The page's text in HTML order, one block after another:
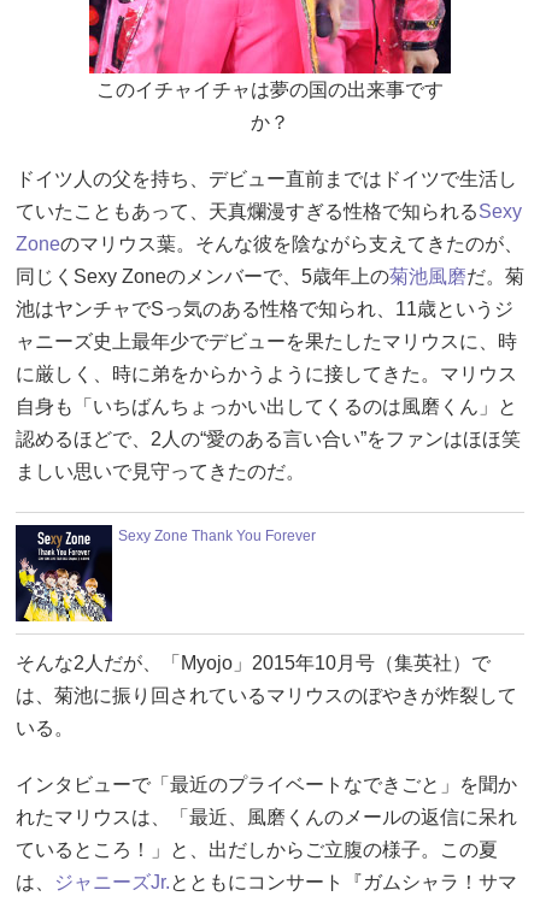
このイチャイチャは夢の国の出来事です
か？
ドイツ人の父を持ち、デビュー直前まではドイツで生活し
ていたこともあって、天真爛漫すぎる性格で知られるSexy
Zoneのマリウス葉。そんな彼を陰ながら支えてきたのが、
同じくSexy Zoneのメンバーで、5歳年上の菊池風磨だ。菊
池はヤンチャでSっ気のある性格で知られ、11歳というジ
ャニーズ史上最年少でデビューを果たしたマリウスに、時
に厳しく、時に弟をからかうように接してきた。マリウス
自身も「いちばんちょっかい出してくるのは風磨くん」と
認めるほどで、2人の“愛のある言い合い”をファンはほほ笑
ましい思いで見守ってきたのだ。
Sexy Zone Thank You Forever
そんな2人だが、「Myojo」2015年10月号（集英社）で
は、菊池に振り回されているマリウスのぼやきが炸裂して
いる。
インタビューで「最近のプライベートなできごと」を聞か
れたマリウスは、「最近、風磨くんのメールの返信に呆れ
ているところ！」と、出だしからご立腹の様子。この夏
は、
ジャニーズJr.とともにコンサート『ガムシャラ！サマ